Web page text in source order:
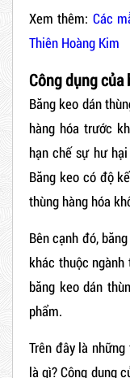
Xem thêm: Các
Thiên Hoàng Kim
Công dụng của
Băng keo dán
hàng hóa trước
hạn chế sự hư
Băng keo có độ
thùng hàng hóa
Bên cạnh đó,
khác thuộc
băng keo dán
phẩm.
Trên đây là
là gì? Công dụng